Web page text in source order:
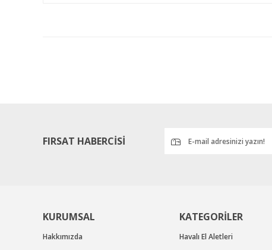
FIRSAT HABERCİSİ
KURUMSAL
Hakkımızda
KATEGORİLER
Havalı El Aletleri